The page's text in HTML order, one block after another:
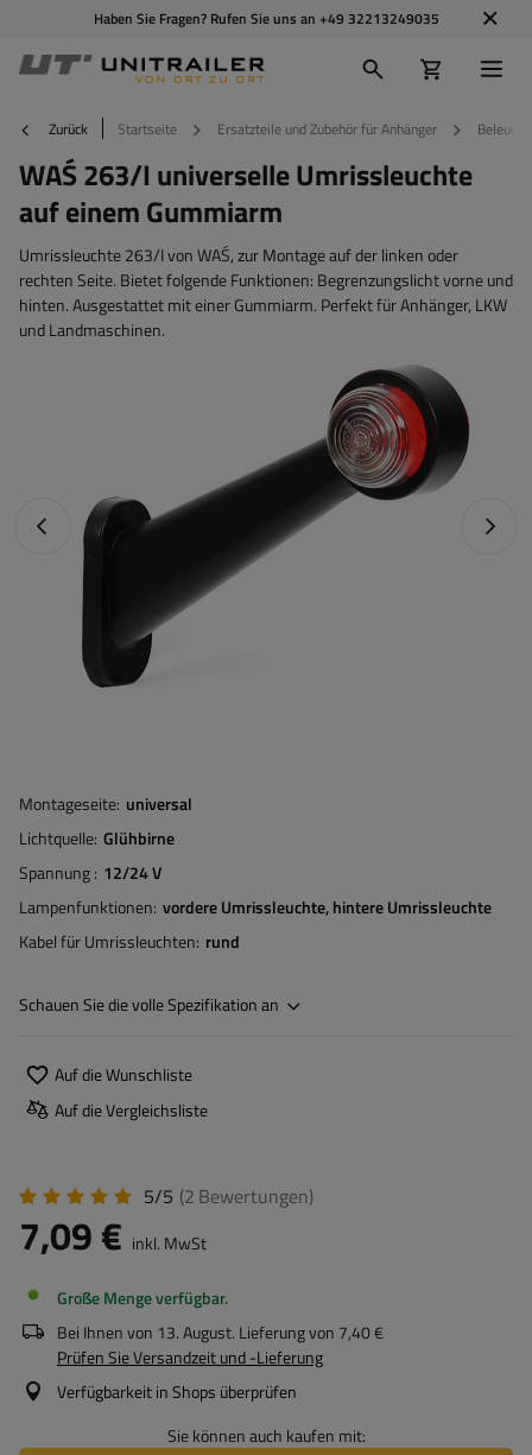
Haben Sie Fragen? Rufen Sie uns an +49 32213249035
Zurück Startseite Ersatzteile und Zubehör für Anhänger
WAŚ 263/I universelle Umrissleuchte
auf einem Gummiarm
Umrissleuchte 263/I von WAŚ, zur Montage auf der linken oder
rechten Seite. Bietet folgende Funktionen: Begrenzungslicht vorne und
hinten. Ausgestattet mit einer Gummiarm. Perfekt für Anhänger, LKW
und Landmaschinen.
Vorheriges Foto
Montageseite universal
Lichtquelle Glühbirne
Spannung 12/24 V
Lampenfunktionen vordere Umrissleuchte hintere Umrissleuchte
Kabel für Umrissleuchten rund
Schauen Sie die volle Spezifikation an
Auf die Wunschliste
Auf die Vergleichsliste
5/5 (2 Bewertungen)
7,09 € inkl. MwSt
Große Menge verfügbar
Bei Ihnen von 13. August. Lieferung von 7,40 €
Prüfen Sie Versandzeit und -Lieferung
Verfügbarkeit in Shops überprüfen
Sie können auch kaufen mit: